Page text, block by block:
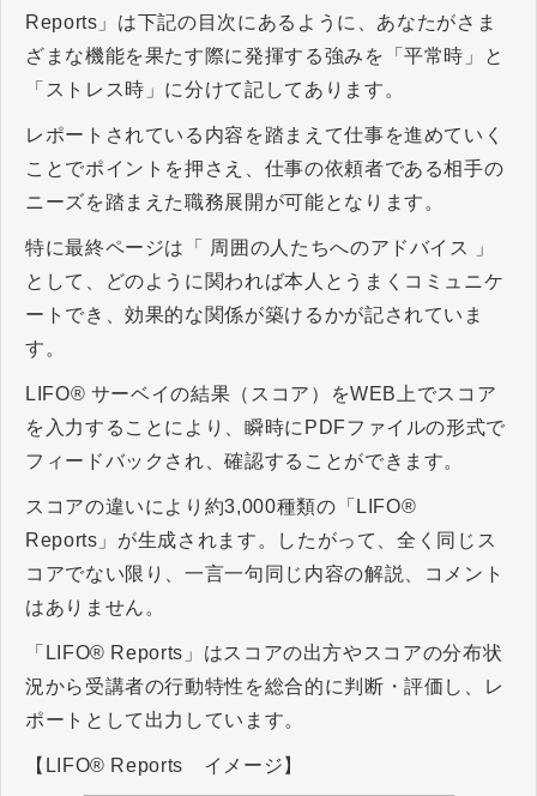
Reports」は下記の目次にあるように、あなたがさま
ざまな機能を果たす際に発揮する強みを「平常時」と
「ストレス時」に分けて記してあります。
レポートされている内容を踏まえて仕事を進めていく
ことでポイントを押さえ、仕事の依頼者である相手の
ニーズを踏まえた職務展開が可能となります。
特に最終ページは「 周囲の人たちへのアドバイス 」
として、どのように関われば本人とうまくコミュニケ
ートでき、効果的な関係が築けるかが記されていま
す。
LIFO® サーベイの結果（スコア）をWEB上でスコア
を入力することにより、瞬時にPDFファイルの形式で
フィードバックされ、確認することができます。
スコアの違いにより約3,000種類の「LIFO®
Reports」が生成されます。したがって、全く同じス
コアでない限り、一言一句同じ内容の解説、コメント
はありません。
「LIFO® Reports」はスコアの出方やスコアの分布状
況から受講者の行動特性を総合的に判断・評価し、レ
ポートとして出力しています。
【LIFO® Reports イメージ】